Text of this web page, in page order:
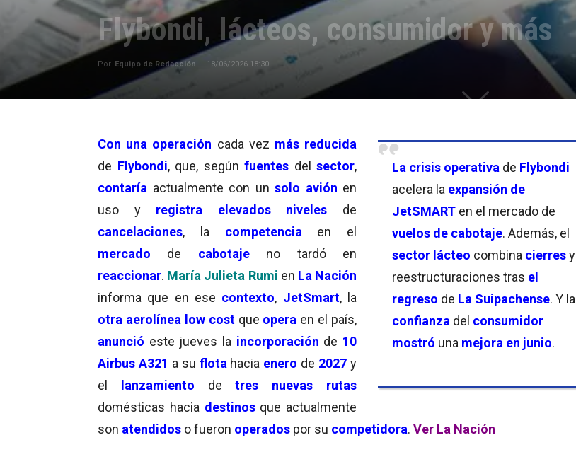
Flybondi, lácteos, consumidor y más
Por Equipo de Redacción - 18/06/2026 18:30
La crisis operativa de Flybondi
acelera la expansión de
JetSMART en el mercado de
vuelos de cabotaje. Además, el
sector lácteo combina cierresy
reestructuraciones tras el
regreso de La Suipachense. Y la
confianza del consumidor
mostró una mejora en junio.
Con una operación cada vez más reducida
de Flybondi, que, según fuentes del sector,
contaría actualmente con un solo avión en
uso y registra elevados niveles de
cancelaciones, la competencia
en el
mercado
de cabotaje
no tardó en
reaccionar. María Julieta Rumi en La Nación
informa que en ese contexto, JetSmart, la
otra aerolínea low cost que opera en el país,
anunció este jueves la incorporación de 10
Airbus A321 a su flota hacia enero de 2027 y
el lanzamiento de tres nuevas rutas
domésticas hacia destinos que actualmente
son atendidos o fueron operados por su competidora. Ver La Nación